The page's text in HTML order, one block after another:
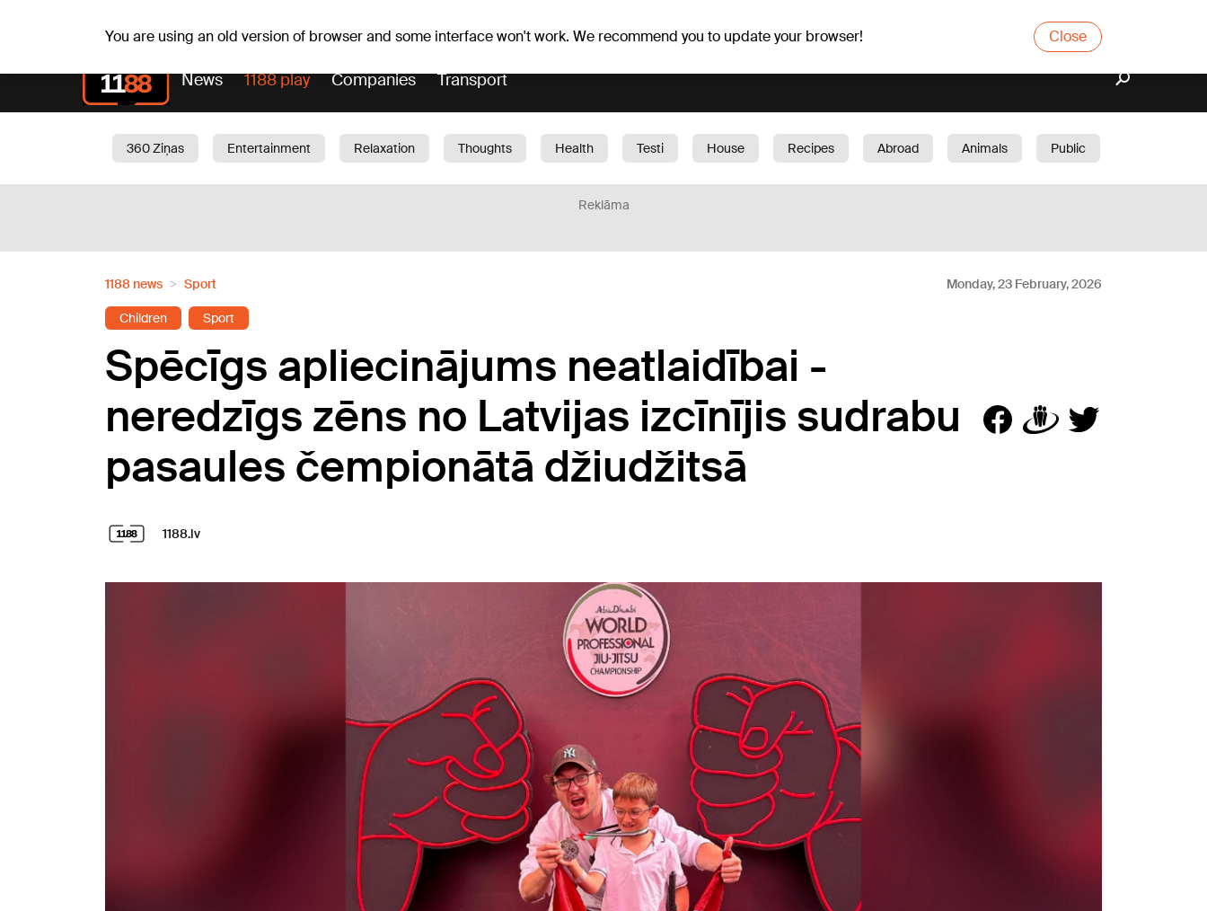
You are using an old version of browser and some interface won't work. We recommend you to update your browser! Close
News 1188 play Companies Transport
360 Ziņas Entertainment Relaxation Thoughts Health Testi House Recipes Abroad Animals
Public
Reklāma
1188 news Sport Monday, 23 February, 2026
Children Sport
Spēcīgs apliecinājums neatlaidībai -
neredzīgs zēns no Latvijas izcīnījis sudrabu
pasaules čempionātā džiudžitsā
1188.lv